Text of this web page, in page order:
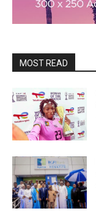
MOST READ